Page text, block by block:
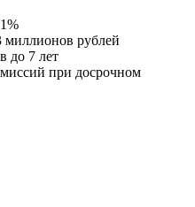
миллионов рублей
до 7 лет
при досрочном